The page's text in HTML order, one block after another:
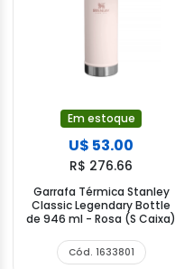
Em estoque
U$ 53.00
R$ 276.66
Garrafa Térmica Stanley
Classic Legendary Bottle
de 946 ml - Rosa (S Caixa)
Cód. 1633801